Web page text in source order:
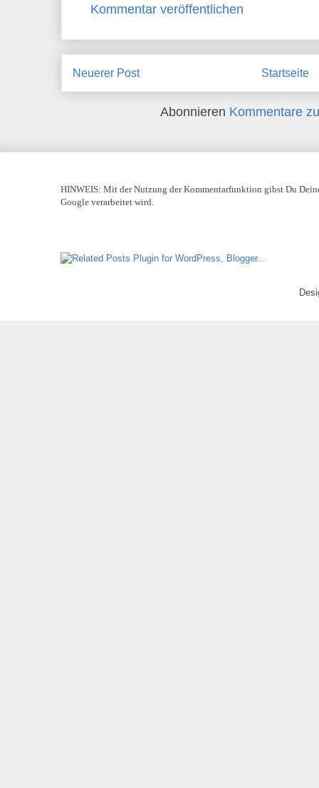
Kommentar veröffentlichen
Neuerer Post Startseite
Abonnieren Kommentare
HINWEIS: Mit der Nutzung der Kommentarfunktion gibst Du
Google verarbeitet wird.